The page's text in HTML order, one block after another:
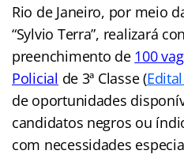
Rio de Janeiro, por meio
“Sylvio Terra”, realizará
preenchimento de 100
Policial de 3ª Classe (
de oportunidades
candidatos negros ou
com necessidades